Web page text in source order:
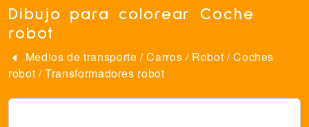
Dibujo para colorear Coche
robot
Medios de transporte /Carros / Robot /Coches
robot /Transformadores robot